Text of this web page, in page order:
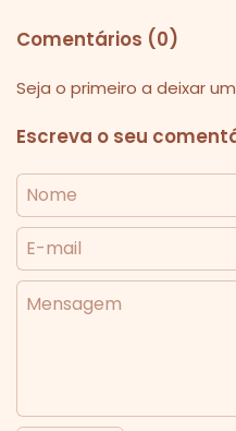
Comentários (0)
Seja o primeiro a deixar
Escreva o seu
Nome
E-mail
Mensagem